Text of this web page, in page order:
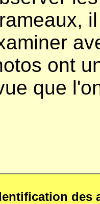
ont
que
des